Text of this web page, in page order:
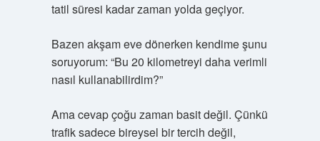
tatil süresi kadar zaman yolda geçiyor.
Bazen akşam eve dönerken kendime şunu
soruyorum: “Bu 20 kilometreyi daha verimli
nasıl kullanabilirdim?”
Ama cevap çoğu zaman basit değil. Çünkü
trafik sadece bireysel bir tercih değil,